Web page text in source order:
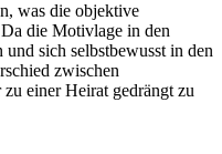
was die objektive
die Motivlage in den
sich selbstbewusst in den
zwischen
einer Heirat gedrängt zu